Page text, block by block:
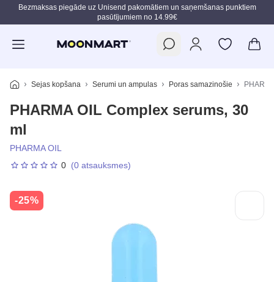
Pāriet uz galveno saturu
Bezmaksas piegāde uz Unisend pakomātiem un saņemšanas punktiem
pasūtījumiem no 14.99€
Sejas kopšana Serumi un ampulas Poras samazinošie
PHARMA OIL Complex serums, 30
ml
PHARMA OIL
0 (0 atsauksmes)
-25%